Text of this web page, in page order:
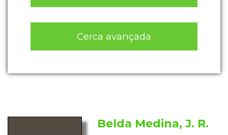
Cerca avançada
Belda Medina, J. R.